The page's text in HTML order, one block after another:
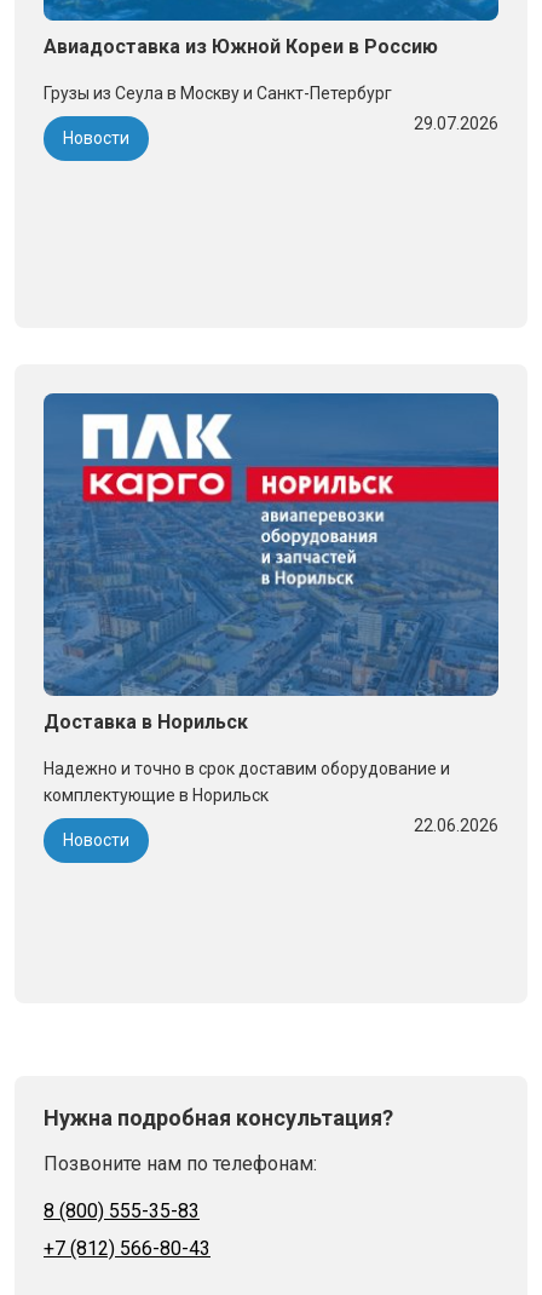
Авиадоставка из Южной Кореи в Россию
Грузы из Сеула в Москву и Санкт-Петербург
Новости
29.07.2026
Доставка в Норильск
Надежно и точно в срок доставим оборудование и
комплектующие в Норильск
Новости
22.06.2026
Нужна подробная консультация?
Позвоните нам по телефонам:
8 (800) 555-35-83
+7 (812) 566-80-43